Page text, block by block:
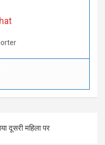
दूसरी महिला पर